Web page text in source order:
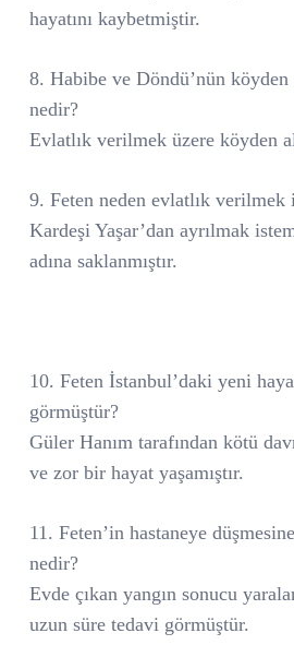
hayatını kaybetmiştir.
8. Habibe ve Döndü’nün köyden
nedir?
Evlatlık verilmek üzere köyden
9. Feten neden evlatlık verilmek
Kardeşi Yaşar’dan ayrılmak
adına saklanmıştır.
10. Feten İstanbul’daki yeni
görmüştür?
Güler Hanım tarafından kötü
ve zor bir hayat yaşamıştır.
11. Feten’in hastaneye
nedir?
Evde çıkan yangın sonucu
uzun süre tedavi görmüştür.